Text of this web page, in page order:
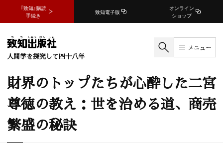
『致知』購読
手続き
致知電子版
オンライン
ショップ
人間学を探究して四十八年
メニュー
財界のトップたちが心酔した二宮
尊徳の教え：世を治める道、商売
繁盛の秘訣